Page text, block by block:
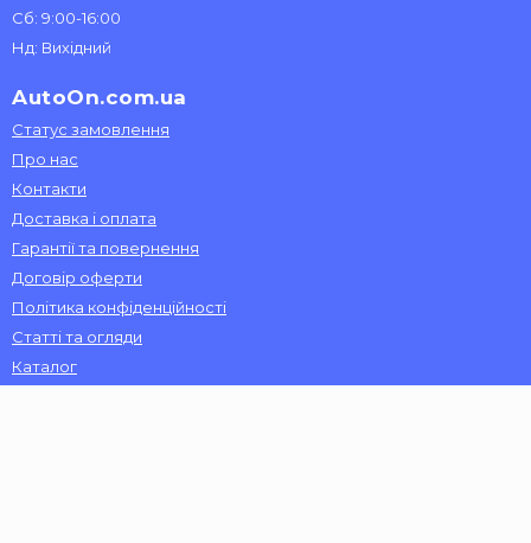
Сб: 9:00-16:00
Нд: Вихідний
AutoOn.com.ua
Статус замовлення
Про нас
Контакти
Доставка і оплата
Гарантії та повернення
Договір оферти
Політика конфіденційності
Статті та огляди
Каталог